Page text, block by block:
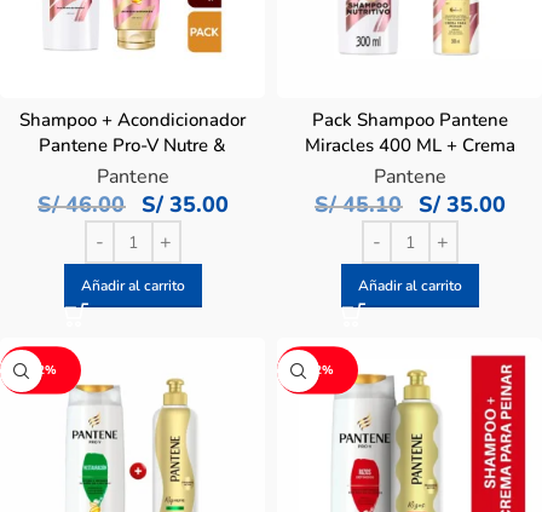
Shampoo + Acondicionador
Pantene Pro-V Nutre &
Revitaliza – Pack 300mL +
250mL
Pantene
S/46.00 S/35.00
Añadir al carrito
Pack Shampoo Pantene
Miracles 400 ML + Crema
para Peinar 300 ML
Pantene
S/45.10 S/35.00
Añadir al carrito
-22% -22%